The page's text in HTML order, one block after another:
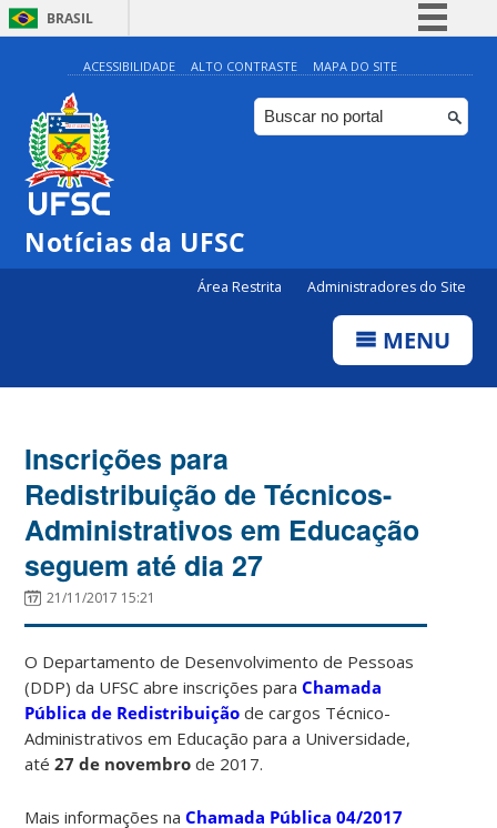
BRASIL
Simplifique!
Comunica BR
Participe
ACESSIBILIDADE ALTO CONTRASTE MAPA DO SITE
Notícias da UFSC
Área Restrita Administradores do Site
MENU
Inscrições para
Redistribuição de Técnicos-
Administrativos em Educação
seguem até dia 27
21/11/2017 15:21
O Departamento de Desenvolvimento de Pessoas
(DDP) da UFSC abre inscrições paraChamada
Pública de Redistribuição de cargos Técnico-
Administrativos em Educação para a Universidade,
até 27 de novembro de 2017.
Mais informações naChamada Pública 04/2017